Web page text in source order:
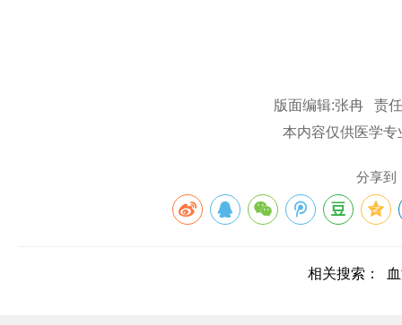
版面编辑:张冉 责
本内容仅供医学专
分享到
相关搜索：